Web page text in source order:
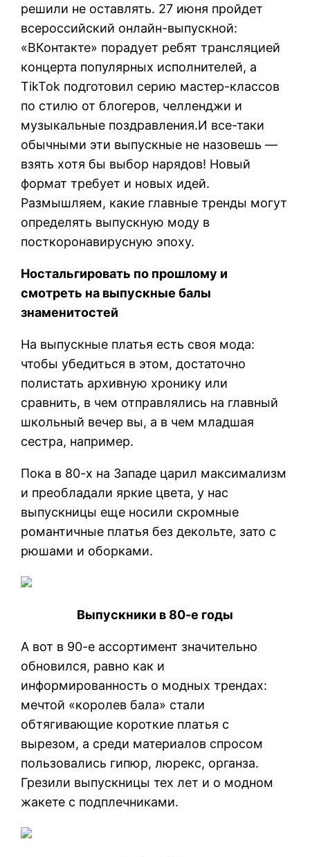
решили не оставлять. 27 июня пройдет
всероссийский онлайн-выпускной:
«ВКонтакте» порадует ребят трансляцией
концерта популярных исполнителей, а
TikTok подготовил серию мастер-классов
по стилю от блогеров, челленджи и
музыкальные поздравления.И все-таки
обычными эти выпускные не назовешь —
взять хотя бы выбор нарядов! Новый
формат требует и новых идей.
Размышляем, какие главные тренды могут
определять выпускную моду в
посткоронавирусную эпоху.
Ностальгировать по прошлому и
смотреть на выпускные балы
знаменитостей
На выпускные платья есть своя мода:
чтобы убедиться в этом, достаточно
полистать архивную хронику или
сравнить, в чем отправлялись на главный
школьный вечер вы, а в чем младшая
сестра, например.
Пока в 80-х на Западе царил максимализм
и преобладали яркие цвета, у нас
выпускницы еще носили скромные
романтичные платья без декольте, зато с
рюшами и оборками.
Выпускники в 80-е годы
А вот в 90-е ассортимент значительно
обновился, равно как и
информированность о модных трендах:
мечтой «королев бала» стали
обтягивающие короткие платья с
вырезом, а среди материалов спросом
пользовались гипюр, люрекс, органза.
Грезили выпускницы тех лет и о модном
жакете с подплечниками.